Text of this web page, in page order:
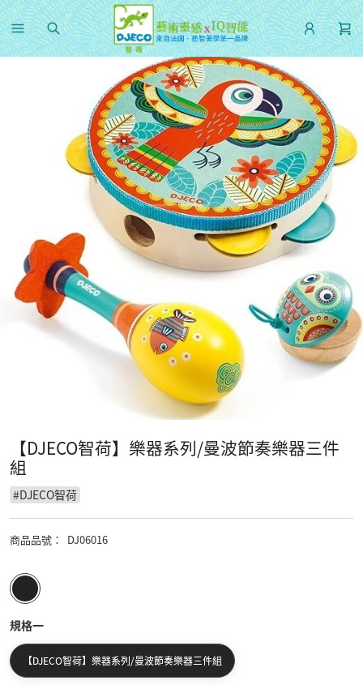
【DJECO智荷】樂器系列/曼波節奏樂器三件
組
#DJECO智荷
商品品號 ： DJ06016
規格一
【DJECO智荷】樂器系列/曼波節奏樂器三件組